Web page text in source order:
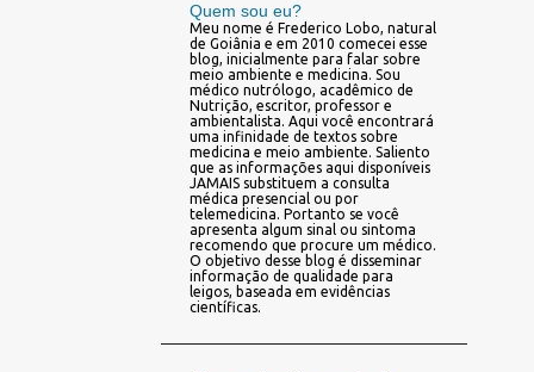
Quem sou eu?
Meu nome é Frederico Lobo, natural
de Goiânia e em 2010 comecei esse
blog, inicialmente para falar sobre
meio ambiente e medicina. Sou
médico nutrólogo, acadêmico de
Nutrição, escritor, professor e
ambientalista. Aqui você encontrará
uma infinidade de textos sobre
medicina e meio ambiente. Saliento
que as informações aqui disponíveis
JAMAIS substituem a consulta
médica presencial ou por
telemedicina. Portanto se você
apresenta algum sinal ou sintoma
recomendo que procure um médico.
O objetivo desse blog é disseminar
informação de qualidade para
leigos, baseada em evidências
científicas.